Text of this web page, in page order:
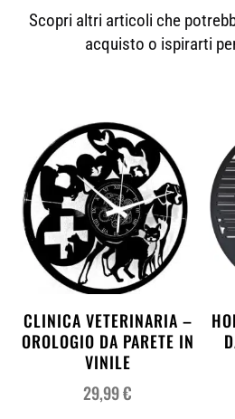
Scopri altri articoli che
acquisto o ispirarti
CLINICA VETERINARIA –
OROLOGIO DA PARETE IN
VINILE
29,99€